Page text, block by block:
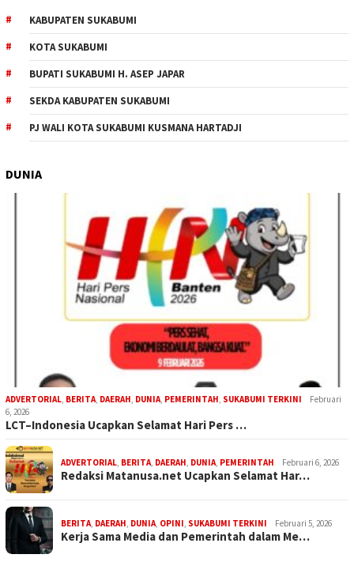
KABUPATEN SUKABUMI
KOTA SUKABUMI
BUPATI SUKABUMI H. ASEP JAPAR
SEKDA KABUPATEN SUKABUMI
PJ WALI KOTA SUKABUMI KUSMANA HARTADJI
DUNIA
ADVERTORIAL BERITA DAERAH DUNIA PEMERINTAH SUKABUMI TERKINI
Februari
6, 2026
LCT–Indonesia Ucapkan Selamat Hari Pers …
ADVERTORIAL BERITA DAERAH DUNIA PEMERINTAH Februari 6, 2026
Redaksi Matanusa.net Ucapkan Selamat Har…
BERITA DAERAH DUNIA OPINI SUKABUMI TERKINI Februari 5, 2026
Kerja Sama Media dan Pemerintah dalam Me…